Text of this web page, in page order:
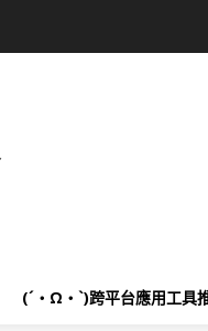
(´・Ω・`)跨平台應用工具